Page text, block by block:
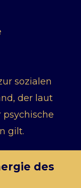
sozialen
der laut
psychische
gilt.
des